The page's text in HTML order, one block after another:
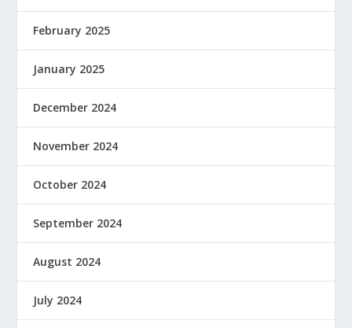
February 2025
January 2025
December 2024
November 2024
October 2024
September 2024
August 2024
July 2024